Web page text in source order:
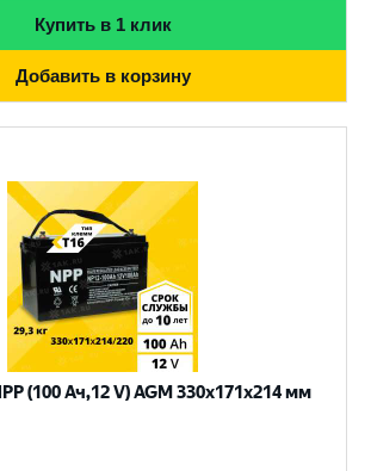
Купить в 1 клик
Добавить в корзину
(100 Ач,12 V) AGM 330x171x214 мм